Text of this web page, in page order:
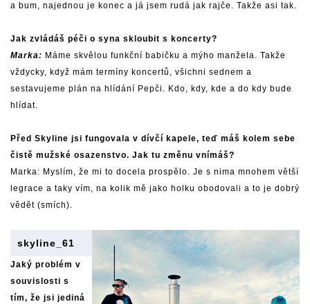
a bum, najednou je konec a já jsem rudá jak rajče. Takže asi tak.
Jak zvládáš péči o syna skloubit s koncerty?
Marka: Máme skvělou funkční babičku a mýho manžela. Takže
vždycky, když mám termíny koncertů, všichni sednem a
sestavujeme plán na hlídání Pepči. Kdo, kdy, kde a do kdy bude
hlídat.
Před Skyline jsi fungovala v dívčí kapele, teď máš kolem sebe
čistě mužské osazenstvo. Jak tu změnu vnímáš?
Marka: Myslím, že mi to docela prospělo. Je s nima mnohem větší
legrace a taky vím, na kolik mě jako holku obodovali a to je dobrý
vědět (smích).
skyline_61
Jaký problém v
souvislosti s
tím, že jsi jediná